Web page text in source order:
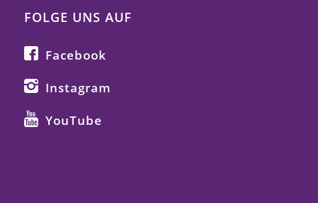
FOLGE UNS AUF
Facebook
Instagram
YouTube